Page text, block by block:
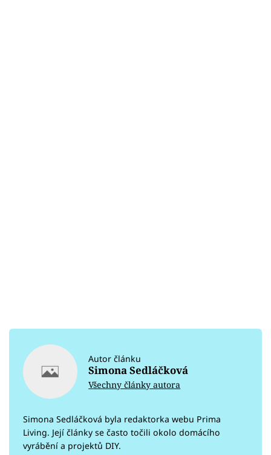
Autor článku
Simona Sedláčková
Všechny články autora
Simona Sedláčková byla redaktorka webu Prima
Living. Její články se často točili okolo domácího
vyrábění a projektů DIY.